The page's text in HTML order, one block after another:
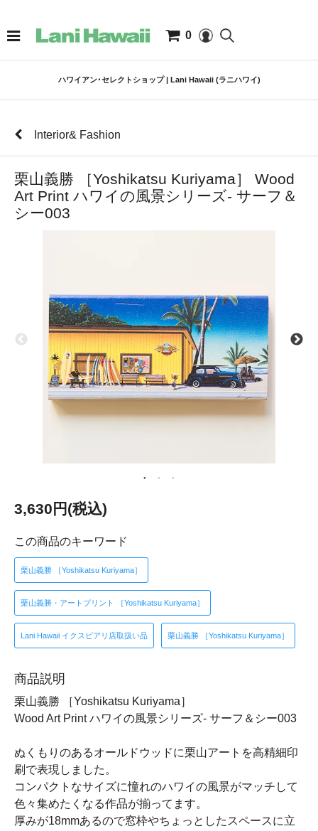
0
ハワイアン･セレクトショップ | Lani Hawaii (ラニハワイ)
Interior& Fashion
栗山義勝 ［Yoshikatsu Kuriyama］ Wood
Art Print ハワイの風景シリーズ- サーフ＆
シー003
3,630円(税込)
この商品のキーワード
栗山義勝 ［Yoshikatsu Kuriyama］
栗山義勝・アートプリント ［Yoshikatsu Kuriyama］
Lani Hawaii イクスピアリ店取扱い品 栗山義勝 ［Yoshikatsu Kuriyama］
商品説明
栗山義勝 ［Yoshikatsu Kuriyama］
Wood Art Print ハワイの風景シリーズ- サーフ＆シー003
ぬくもりのあるオールドウッドに栗山アートを高精細印
刷で表現しました。
コンパクトなサイズに憧れのハワイの風景がマッチして
色々集めたくなる作品が揃ってます。
厚みが18mmあるので窓枠やちょっとしたスペースに立